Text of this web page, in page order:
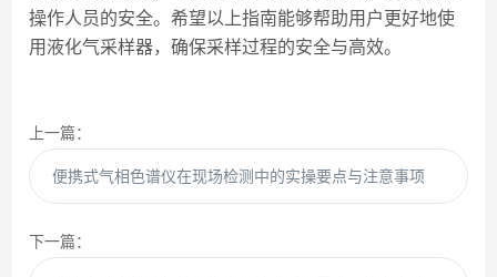
操作人员的安全。希望以上指南能够帮助用户更好地使
用液化气采样器，确保采样过程的安全与高效。
上一篇：
便携式气相色谱仪在现场检测中的实操要点与注意事项
下一篇：